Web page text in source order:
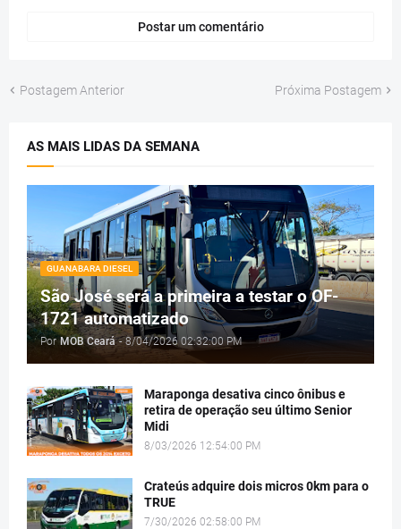
Postar um comentário
Postagem Anterior Próxima Postagem
AS MAIS LIDAS DA SEMANA
GUANABARA DIESEL
São José será a primeira a testar o OF-
1721 automatizado
Por MOB Ceará - 8/04/2026 02:32:00 PM
Maraponga desativa cinco ônibus e
retira de operação seu último Senior
Midi
8/03/2026 12:54:00 PM
Crateús adquire dois micros 0km para o
TRUE
7/30/2026 02:58:00 PM